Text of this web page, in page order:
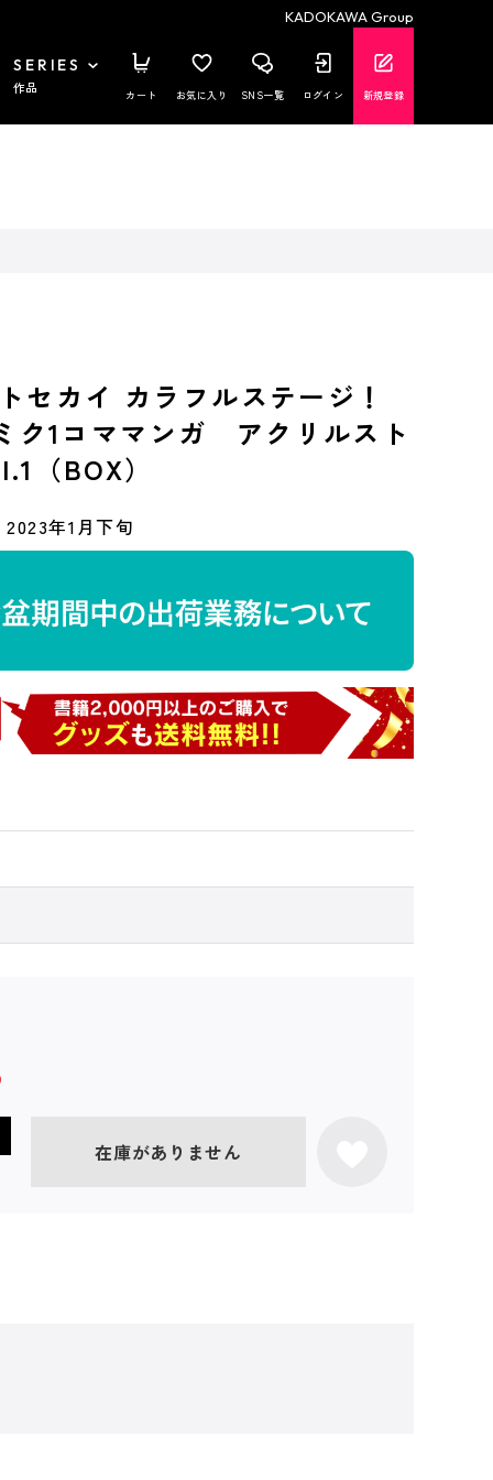
KADOKAWA Group
SERIES
作品 カート お気に入り SNS一覧 ログイン 新規登録
セカイ カラフルステージ！
ク1コママンガ アクリルスト
（BOX）
2023年1月下旬
在庫がありません